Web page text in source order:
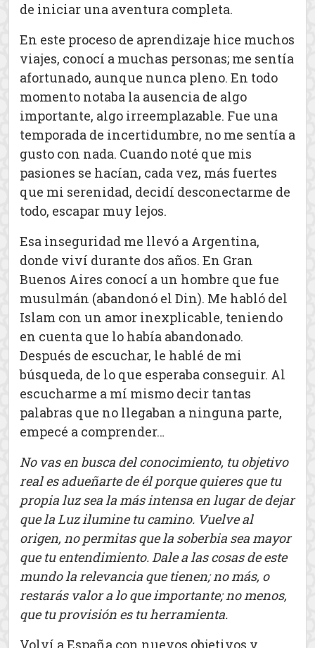
de iniciar una aventura completa.
En este proceso de aprendizaje hice muchos
viajes, conocí a muchas personas; me sentía
afortunado, aunque nunca pleno. En todo
momento notaba la ausencia de algo
importante, algo irreemplazable. Fue una
temporada de incertidumbre, no me sentía a
gusto con nada. Cuando noté que mis
pasiones se hacían, cada vez, más fuertes
que mi serenidad, decidí desconectarme de
todo, escapar muy lejos.
Esa inseguridad me llevó a Argentina,
donde viví durante dos años. En Gran
Buenos Aires conocí a un hombre que fue
musulmán (abandonó el Din). Me habló del
Islam con un amor inexplicable, teniendo
en cuenta que lo había abandonado.
Después de escuchar, le hablé de mi
búsqueda, de lo que esperaba conseguir. Al
escucharme a mí mismo decir tantas
palabras que no llegaban a ninguna parte,
empecé a comprender…
No vas en busca del conocimiento, tu objetivo
real es adueñarte de él porque quieres que tu
propia luz sea la más intensa en lugar de dejar
que la Luz ilumine tu camino. Vuelve al
origen, no permitas que la soberbia sea mayor
que tu entendimiento. Dale a las cosas de este
mundo la relevancia que tienen; no más, o
restarás valor a lo que importante; no menos,
que tu provisión es tu herramienta.